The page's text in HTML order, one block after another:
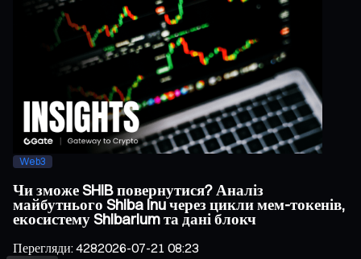
Web3
Чи зможе SHIB повернутися? Аналіз
майбутнього Shiba Inu через цикли мем-токенів,
екосистему Shibarium та дані блокч
Перегляди:4282026-07-21 08:23